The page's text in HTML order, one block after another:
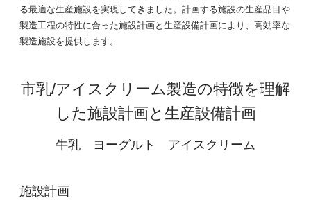
る最適な生産施設を実現してきました。計画する施設の生産品目や
製造工程の特性に合った施設計画と生産設備計画により、高効率な
製造施設を提供します。
市乳/アイスクリーム製造の特徴を理解
した施設計画と生産設備計画
牛乳 ヨーグルト アイスクリーム
施設計画